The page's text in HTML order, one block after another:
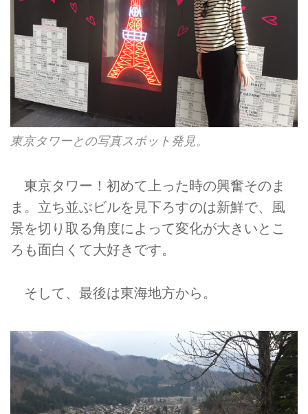
東京タワーとの写真スポット発見。
東京タワー！初めて上った時の興奮そのま
ま。立ち並ぶビルを見下ろすのは新鮮で、風
景を切り取る角度によって変化が大きいとこ
ろも面白くて大好きです。
そして、最後は東海地方から。